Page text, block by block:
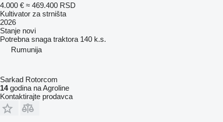
4.000 € ≈ 469.400 RSD
Kultivator za strništa
2026
Stanje novi
Potrebna snaga traktora 140 k.s.
Rumunija
Sarkad Rotorcom
14godina na Agroline
Kontaktirajte prodavca